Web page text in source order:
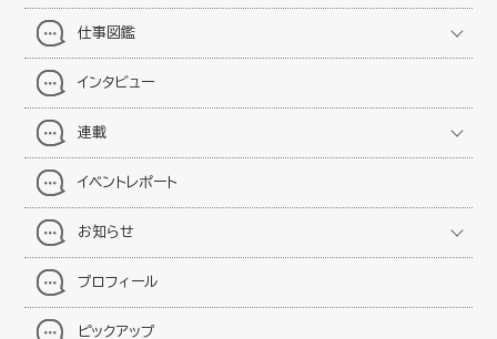
仕事図鑑
インタビュー
連載
イベントレポート
お知らせ
プロフィール
ピックアップ